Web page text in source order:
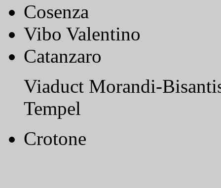
Cosenza
Vibo Valentino
Catanzaro
Viaduct Morandi-
Tempel
Crotone